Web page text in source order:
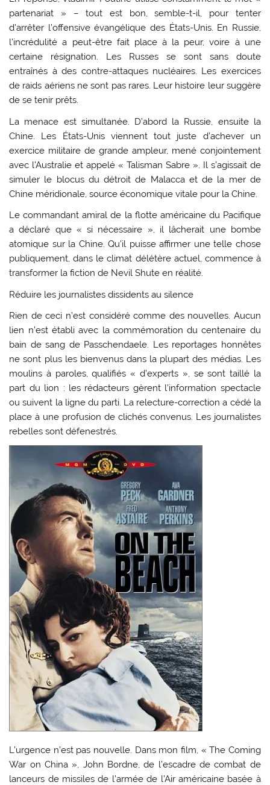
partenariat » – tout est bon, semble-t-il, pour tenter
d’arrêter l’offensive évangélique des États-Unis. En Russie,
l’incrédulité a peut-être fait place à la peur, voire à une
certaine résignation. Les Russes se sont sans doute
entraînés à des contre-attaques nucléaires. Les exercices
de raids aériens ne sont pas rares. Leur histoire leur suggère
de se tenir prêts.
La menace est simultanée. D’abord la Russie, ensuite la
Chine. Les États-Unis viennent tout juste d’achever un
exercice militaire de grande ampleur, mené conjointement
avec l’Australie et appelé « Talisman Sabre ». Il s’agissait de
simuler le blocus du détroit de Malacca et de la mer de
Chine méridionale, source économique vitale pour la Chine.
Le commandant amiral de la flotte américaine du Pacifique
a déclaré que « si nécessaire », il lâcherait une bombe
atomique sur la Chine. Qu’il puisse affirmer une telle chose
publiquement, dans le climat délétère actuel, commence à
transformer la fiction de Nevil Shute en réalité.
Réduire les journalistes dissidents au silence
Rien de ceci n’est considéré comme des nouvelles. Aucun
lien n’est établi avec la commémoration du centenaire du
bain de sang de Passchendaele. Les reportages honnêtes
ne sont plus les bienvenus dans la plupart des médias. Les
moulins à paroles, qualifiés « d’experts », se sont taillé la
part du lion : les rédacteurs gèrent l’information spectacle
ou suivent la ligne du parti. La relecture-correction a cédé la
place à une profusion de clichés convenus. Les journalistes
rebelles sont défenestrés.
L’urgence n’est pas nouvelle. Dans mon film, « The Coming
War on China », John Bordne, de l’escadre de combat de
lanceurs de missiles de l’armée de l’Air américaine basée à